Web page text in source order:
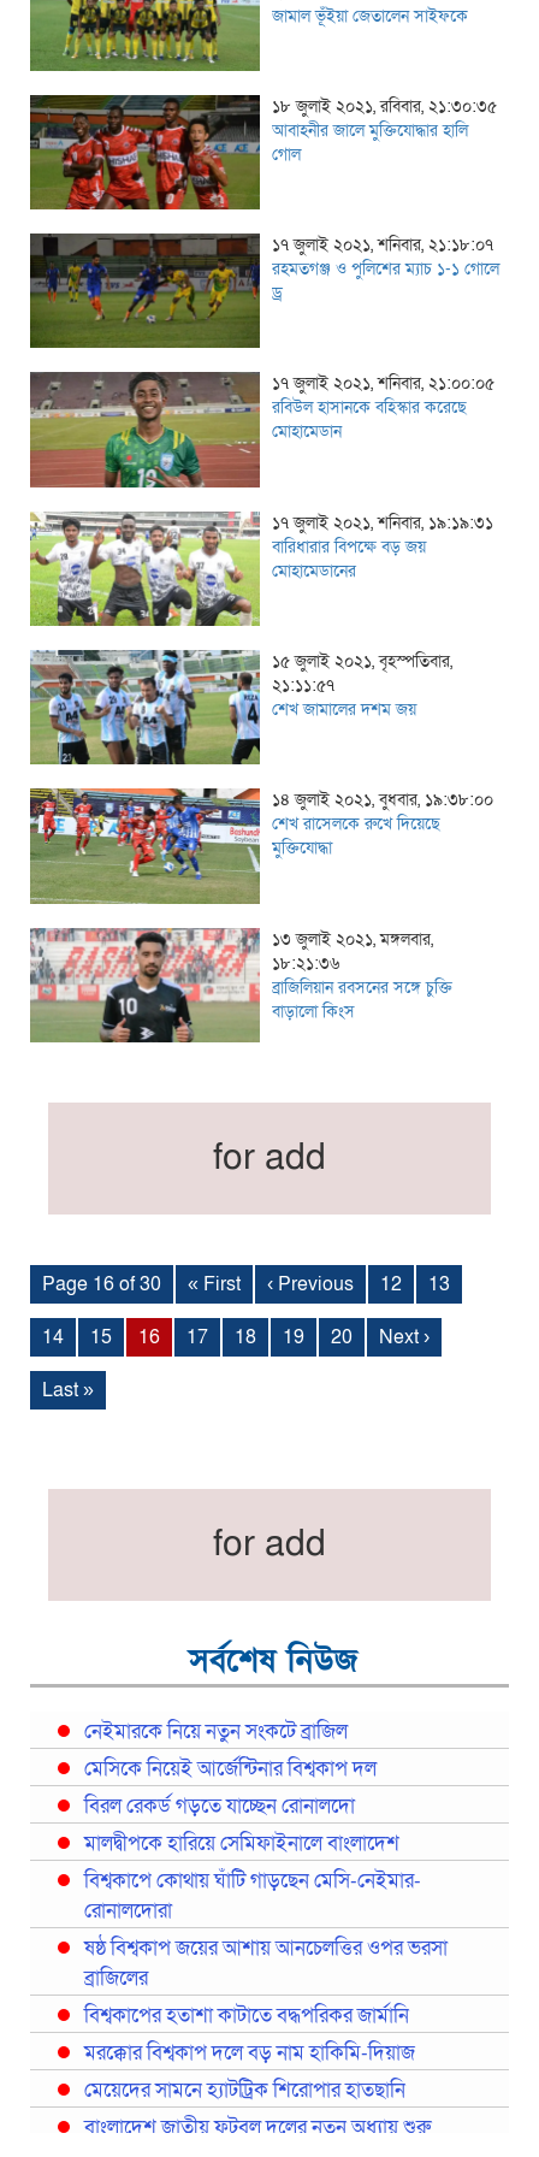
জামাল ভূঁইয়া জেতালেন সাইফকে
১৮ জুলাই ২০২১, রবিবার, ২১:৩০:৩৫
আবাহনীর জালে মুক্তিযোদ্ধার হালি
গোল
১৭ জুলাই ২০২১, শনিবার, ২১:১৮:০৭
রহমতগঞ্জ ও পুলিশের ম্যাচ ১-১ গোলে
ড্র
১৭ জুলাই ২০২১, শনিবার, ২১:০০:০৫
রবিউল হাসানকে বহিস্কার করেছে
মোহামেডান
১৭ জুলাই ২০২১, শনিবার, ১৯:১৯:৩১
বারিধারার বিপক্ষে বড় জয়
মোহামেডানের
১৫ জুলাই ২০২১, বৃহস্পতিবার,
২১:১১:৫৭
শেখ জামালের দশম জয়
১৪ জুলাই ২০২১, বুধবার, ১৯:৩৮:০০
শেখ রাসেলকে রুখে দিয়েছে
মুক্তিযোদ্ধা
১৩ জুলাই ২০২১, মঙ্গলবার,
১৮:২১:৩৬
ব্রাজিলিয়ান রবসনের সঙ্গে চুক্তি
বাড়ালো কিংস
for add
Page 16 of 30 « First ‹ Previous 12
13
14
15 16 17 18 19 20
Next ›
Last »
for add
সর্বশেষ নিউজ
নেইমারকে নিয়ে নতুন সংকটে ব্রাজিল
মেসিকে নিয়েই আর্জেন্টিনার বিশ্বকাপ দল
বিরল রেকর্ড গড়তে যাচ্ছেন রোনালদো
মালদ্বীপকে হারিয়ে সেমিফাইনালে বাংলাদেশ
বিশ্বকাপে কোথায় ঘাঁটি গাড়ছেন মেসি-নেইমার-
রোনালদোরা
ষষ্ঠ বিশ্বকাপ জয়ের আশায় আনচেলত্তির ওপর ভরসা
ব্রাজিলের
বিশ্বকাপের হতাশা কাটাতে বদ্ধপরিকর জার্মানি
মরক্কোর বিশ্বকাপ দলে বড় নাম হাকিমি-দিয়াজ
মেয়েদের সামনে হ্যাটট্রিক শিরোপার হাতছানি
বাংলাদেশ জাতীয় ফুটবল দলের নতুন অধ্যায় শুরু